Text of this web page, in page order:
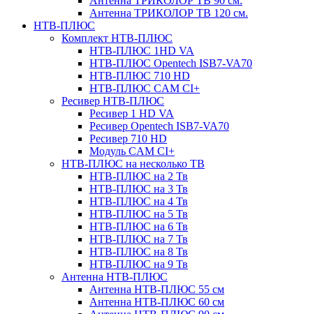
Антенна ТРИКОЛОР ТВ 120 см.
НТВ-ПЛЮС
Комплект НТВ-ПЛЮС
НТВ-ПЛЮС 1HD VA
НТВ-ПЛЮС Opentech ISB7-VA70
НТВ-ПЛЮС 710 HD
НТВ-ПЛЮС CAM CI+
Ресивер НТВ-ПЛЮС
Ресивер 1 HD VA
Ресивер Opentech ISB7-VA70
Ресивер 710 HD
Модуль CAM CI+
НТВ-ПЛЮС на несколько ТВ
НТВ-ПЛЮС на 2 Тв
НТВ-ПЛЮС на 3 Тв
НТВ-ПЛЮС на 4 Тв
НТВ-ПЛЮС на 5 Тв
НТВ-ПЛЮС на 6 Тв
НТВ-ПЛЮС на 7 Тв
НТВ-ПЛЮС на 8 Тв
НТВ-ПЛЮС на 9 Тв
Антенна НТВ-ПЛЮС
Антенна НТВ-ПЛЮС 55 см
Антенна НТВ-ПЛЮС 60 см